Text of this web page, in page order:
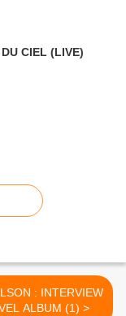
CIEL (LIVE)
: INTERVIEW
NOUVEL ALBUM (1) >